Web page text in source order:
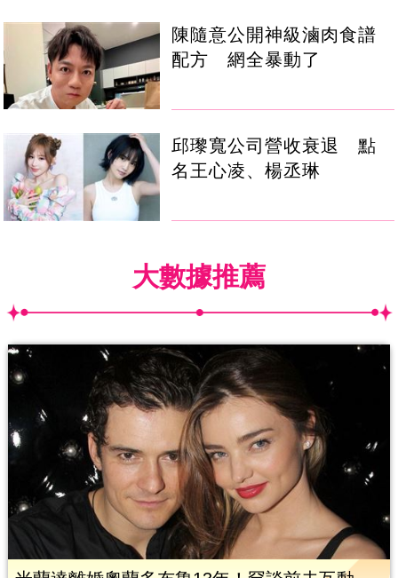
陳隨意公開神級滷肉食譜
配方 網全暴動了
邱瓈寬公司營收衰退 點
名王心凌、楊丞琳
大數據推薦